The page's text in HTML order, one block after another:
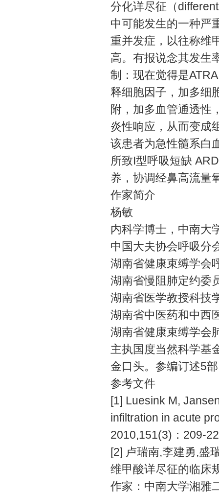
分化详尽征（
中可能发生的一种严
重并发症，以往称维
高。有报说念其发生
制：现在觉得是
释细胞因子，加多细
附，加多血管通透性
炎性响应，从而变成
该患者为急性髓系白
所致I型呼吸短缺
养，协调经鼻高流量
作家简介
杨敏
内科学博士，中南大
中国大夫协会呼吸分
湖南省健康束缚学会
湖南省慢阻肺定约委
湖南省医学教授科技
湖南省中医药和中西
湖南省健康束缚学会
主执国度当然科学基
金口头。参编订述5
参考文件
[1] Luesink M,
infiltration in acute
2010,151(3)：209-
[2] 卢瑞南,李建勇,盛
维甲酸详尽征的临床
作家：中南大学湘雅